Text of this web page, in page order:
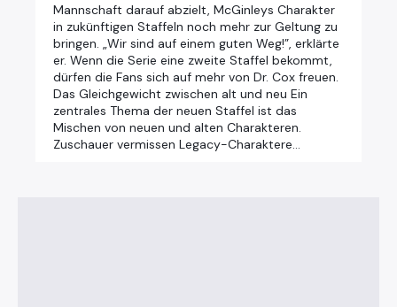
Mannschaft darauf abzielt, McGinleys Charakter
in zukünftigen Staffeln noch mehr zur Geltung zu
bringen. „Wir sind auf einem guten Weg!”, erklärte
er. Wenn die Serie eine zweite Staffel bekommt,
dürfen die Fans sich auf mehr von Dr. Cox freuen.
Das Gleichgewicht zwischen alt und neu Ein
zentrales Thema der neuen Staffel ist das
Mischen von neuen und alten Charakteren.
Zuschauer vermissen Legacy-Charaktere…